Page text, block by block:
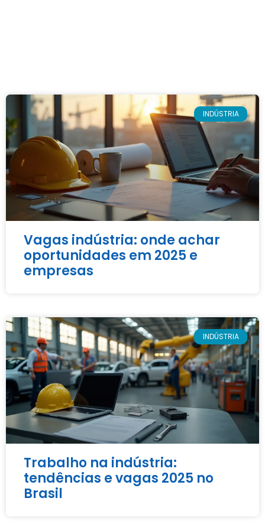
INDÚSTRIA
Vagas indústria: onde achar
oportunidades em 2025 e
empresas
INDÚSTRIA
Trabalho na indústria:
tendências e vagas 2025 no
Brasil